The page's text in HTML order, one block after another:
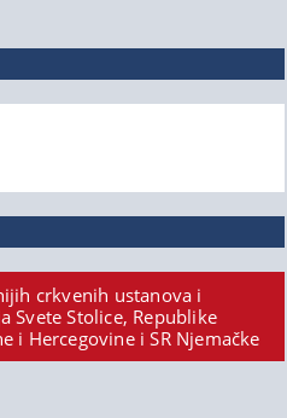
crkvenih ustanova i
Svete Stolice, Republike
i Hercegovine i SR Njemačke